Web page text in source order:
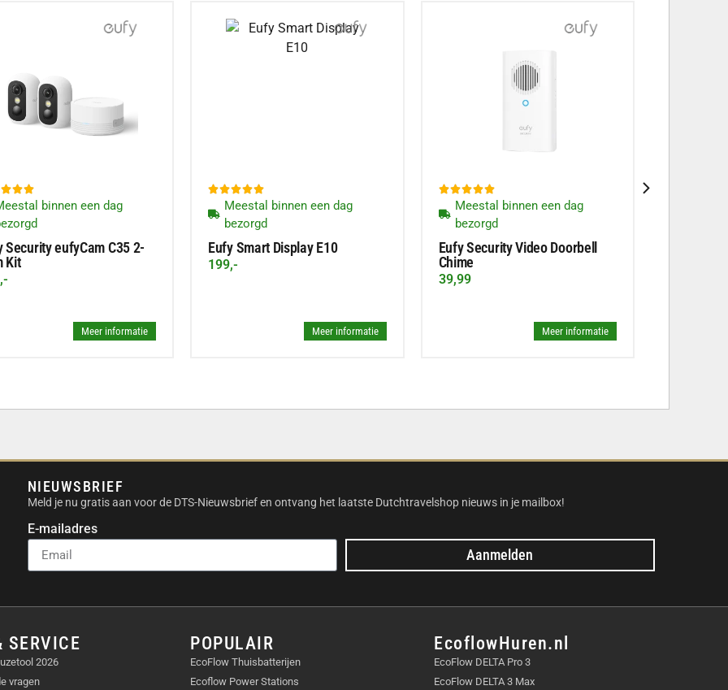
batterijduur is
van de
ENKEL
kleuren nachtzicht,
ervoor dat
uit zijn. Zo heb je
OP DE
om indringers
zelfs als je niet

binnen een dag
Security eufyCam C35 2-
Kit
Meer informatie

Meestal binnen een dag
bezorgd
Eufy Smart Display E10
199,-
Meer informatie

Meestal binnen een dag
bezorgd
Eufy Security Video Doorbell
Chime
39,99
Meer informatie
NIEUWSBRIEF
Meld je nu gratis aan voor de DTS-Nieuwsbrief en ontvang het laatste Dutchtravelshop nieuws in je mailbox!
E-mailadres
Aanmelden
SERVICE
2026
vragen
POPULAIR
EcoFlow Thuisbatterijen
Ecoflow Power Stations
EcoflowHuren.nl
EcoFlow DELTA Pro 3
EcoFlow DELTA 3 Max